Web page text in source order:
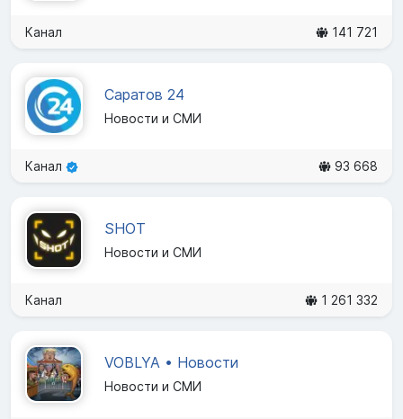
Канал 141 721
Саратов 24
Новости и СМИ
Канал 93 668
SHOT
Новости и СМИ
Канал 1 261 332
VOBLYA • Новости
Новости и СМИ